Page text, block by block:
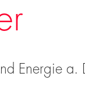
Energie a.